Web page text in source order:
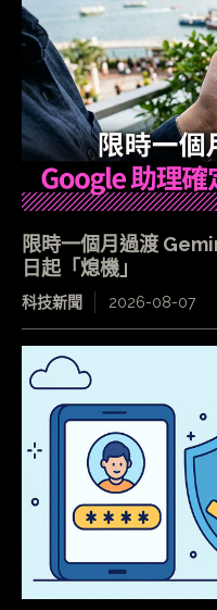
限時一個月過渡
日起「熄機」
科技新聞 2026-08-07